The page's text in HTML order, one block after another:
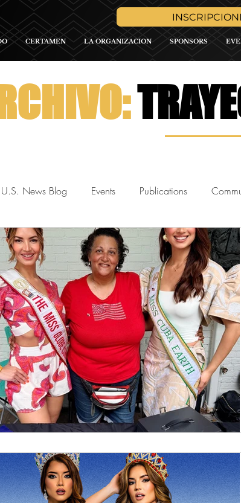
CERTAMEN LA ORGANIZACION SPONSORS
News Blog Events Publications
and Galas Parade Media Press